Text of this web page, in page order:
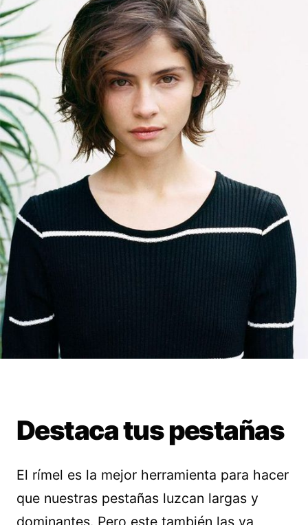
Destaca tus pestañas
El rímel es la mejor herramienta para hacer
que nuestras pestañas luzcan largas y
dominantes. Pero este también las va